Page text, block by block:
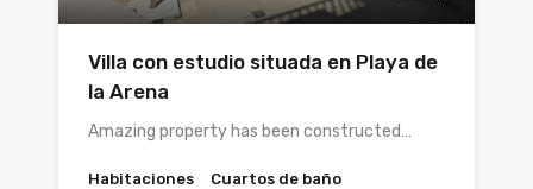
Villa con estudio situada en Playa de
la Arena
Amazing property has been constructed…
Habitaciones Cuartos de baño